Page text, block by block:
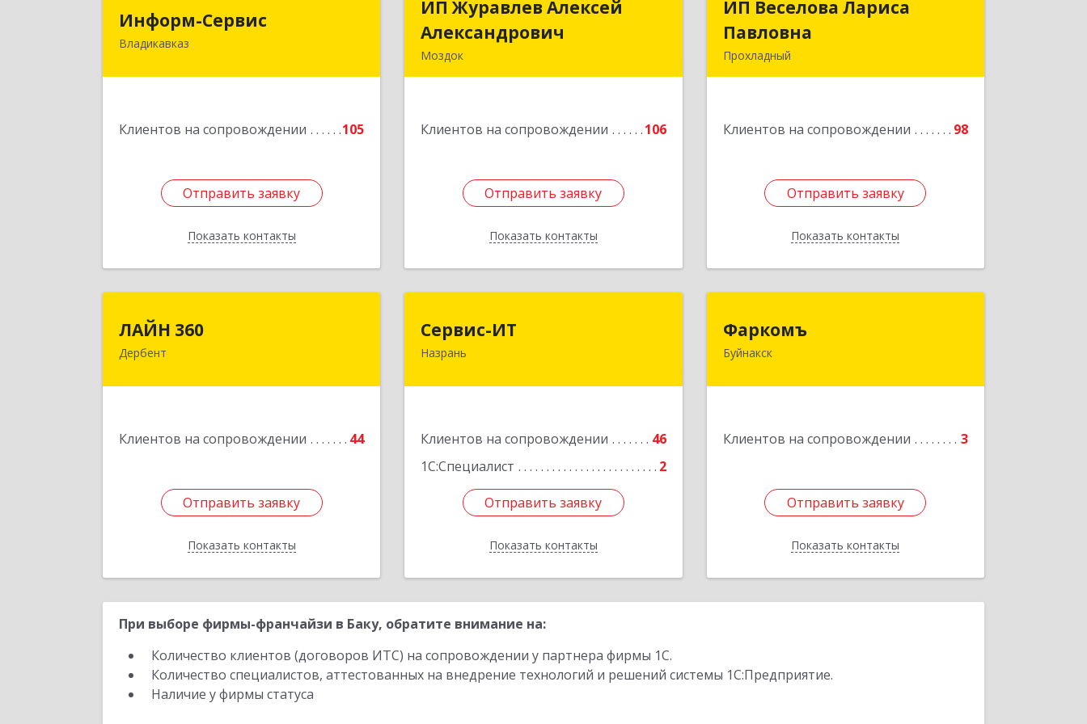
Информ-Сервис
Владикавказ
Клиентов на сопровождении 105
Отправить заявку
Показать контакты
362020, Северная Осетия - Алания
Подробнее
Отправить заявку
Назад
ИП Журавлев Алексей
Александрович
Моздок
Клиентов на сопровождении 106
Отправить заявку
Показать контакты
ИП Журавлев Алексей
Александрович
Подробнее
Отправить заявку
Назад
ИП Веселова Лариса
Павловна
Прохладный
Клиентов на сопровождении 98
Отправить заявку
Показать контакты
ИП Веселова Лариса
Отправить заявку
Назад
ЛАЙН 360
Дербент
Клиентов на сопровождении 44
Отправить заявку
Показать контакты
368600, Дагестан Респ, Дербент г,
Подробнее
Отправить заявку
Назад
Сервис-ИТ
Назрань
Клиентов на сопровождении
46
1С:Специалист
2
Отправить заявку
Показать контакты
386102, Ингушетия Респ, Назрань г,
Подробнее
Отправить заявку
Назад
Фаркомъ
Буйнакск
Клиентов на сопровождении 3
Отправить заявку
Показать контакты
Отправить заявку
Назад
При выборе фирмы-франчайзи в Баку, обратите внимание на:
Количество клиентов (договоров ИТС) на сопровождении у партнера фирмы 1С.
Количество специалистов, аттестованных на внедрение технологий и решений системы 1С:Предприятие.
Наличие у фирмы статуса